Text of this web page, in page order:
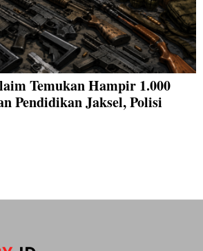
Temukan Hampir 1.000
Pendidikan Jaksel, Polisi